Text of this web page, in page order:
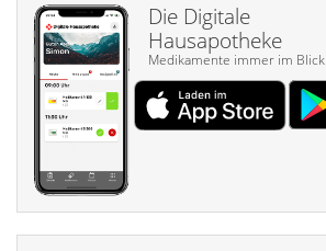
Die Digitale
Hausapotheke
Medikamente immer im Blick